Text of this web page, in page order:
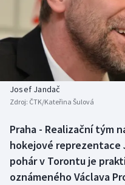
Baseball a softbal
Basketbal
Biatlon
Box
Curling
Soutěže
Historické návraty
Aplikace ČT sport
Josef Jandač
Zdroj: ČTK/Kateřina Šulová
Praha - Realizační tým
hokejové reprezentace
pohár v Torontu je
oznámeného Václava